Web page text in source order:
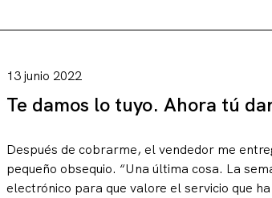
13 junio 2022
Te damos lo tuyo. Ahora tú
Después de cobrarme, el vendedor me
pequeño obsequio. “Una última cosa. La
electrónico para que valore el servicio que